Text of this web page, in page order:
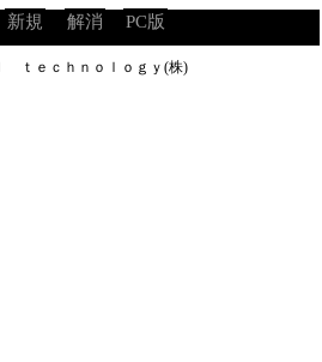
新規 解消 PC版
ｔｅｃｈｎｏｌｏｇｙ(株)